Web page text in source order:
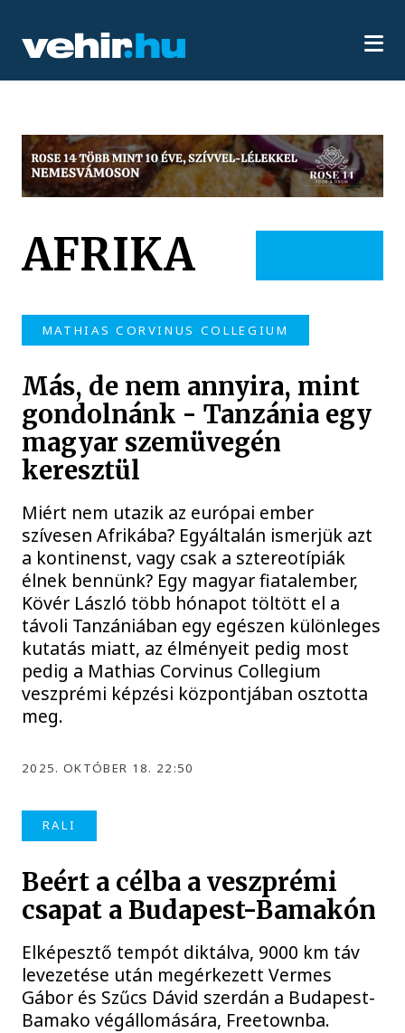
AFRIKA
MATHIAS CORVINUS COLLEGIUM
Más, de nem annyira, mint
gondolnánk - Tanzánia egy
magyar szemüvegén
keresztül
Miért nem utazik az európai ember
szívesen Afrikába? Egyáltalán ismerjük azt
a kontinenst, vagy csak a sztereotípiák
élnek bennünk? Egy magyar fiatalember,
Kövér László több hónapot töltött el a
távoli Tanzániában egy egészen különleges
kutatás miatt, az élményeit pedig most
pedig a Mathias Corvinus Collegium
veszprémi képzési központjában osztotta
meg.
2025. OKTÓBER 18. 22:50
RALI
Beért a célba a veszprémi
csapat a Budapest-Bamakón
Elképesztő tempót diktálva, 9000 km táv
levezetése után megérkezett Vermes
Gábor és Szűcs Dávid szerdán a Budapest-
Bamako végállomására, Freetownba.